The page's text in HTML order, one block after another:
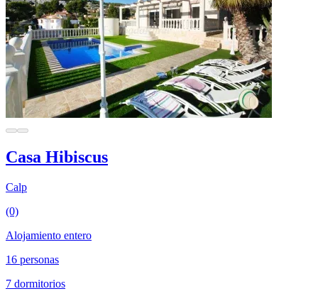
Casa Hibiscus
Calp
(0)
Alojamiento entero
16 personas
7 dormitorios